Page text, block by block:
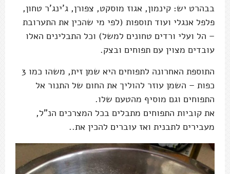
בבהרט יש: קינמון, אגוז מוסקט, צפורן, ג'ינג'ר טחון,
פלפל אנגלי ועוד תוספות (לפי מי שהכין את התערובת
– הל ועלי ורדים טחונים למשל) וכל התבלינים האלו
עובדים מצוין עם תפוחים ובצק.
התוספת האחרונה לתפוחים היא שמן זית, משהו כמו 3
כפות – השמן עוזר להוליך את החום של התנור אל
התפוחים וגם מוסיף מהטעם שלו.
את קוביות התפוחים מתבלים בכל המצרכים הנ"ל,
מעבירים לתבנית ואז עוברים להכין את..